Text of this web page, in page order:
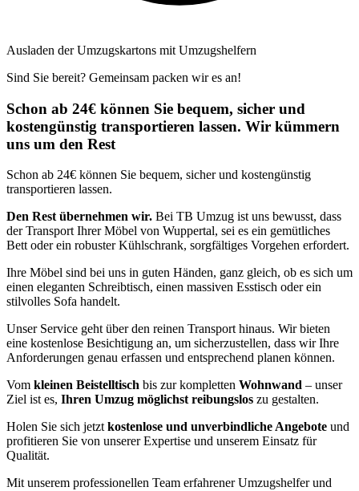
Ausladen der Umzugskartons mit Umzugshelfern
Sind Sie bereit? Gemeinsam packen wir es an!
Schon ab 24€ können Sie bequem, sicher und
kostengünstig transportieren lassen. Wir kümmern
uns um den Rest
Schon ab 24€ können Sie bequem, sicher und kostengünstig
transportieren lassen.
Den Rest übernehmen wir. Bei TB Umzug ist uns bewusst, dass
der Transport Ihrer Möbel von Wuppertal, sei es ein gemütliches
Bett oder ein robuster Kühlschrank, sorgfältiges Vorgehen erfordert.
Ihre Möbel sind bei uns in guten Händen, ganz gleich, ob es sich um
einen eleganten Schreibtisch, einen massiven Esstisch oder ein
stilvolles Sofa handelt.
Unser Service geht über den reinen Transport hinaus. Wir bieten
eine kostenlose Besichtigung an, um sicherzustellen, dass wir Ihre
Anforderungen genau erfassen und entsprechend planen können.
Vom kleinen Beistelltisch bis zur kompletten Wohnwand – unser
Ziel ist es, Ihren Umzug möglichst reibungslos zu gestalten.
Holen Sie sich jetzt kostenlose und unverbindliche Angebote und
profitieren Sie von unserer Expertise und unserem Einsatz für
Qualität.
Mit unserem professionellen Team erfahrener Umzugshelfer und